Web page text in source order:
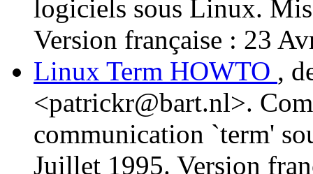
logiciels sous Linux.
Version française : 23
Linux Term HOWTO ,
<patrickr@bart.nl>.
communication `term'
Juillet 1995. Version